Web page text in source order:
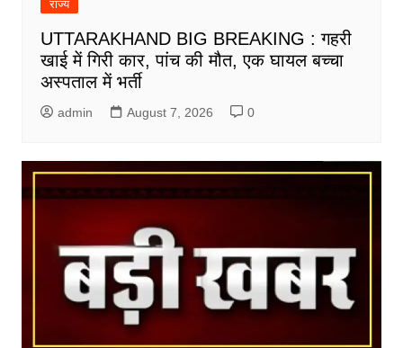
राज्य
UTTARAKHAND BIG BREAKING : गहरी
खाई में गिरी कार, पांच की मौत, एक घायल बच्चा
अस्पताल में भर्ती
admin August 7, 2026 0